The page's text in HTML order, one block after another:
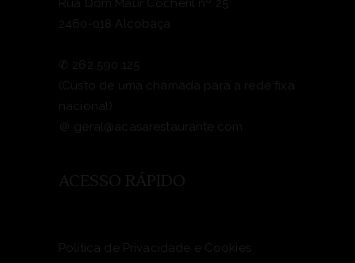
Rua Dom Maur Cocheril nº 25
2460-018 Alcobaça
✆ 262 590 125
(Custo de uma chamada para a rede fixa
nacional)
＠ geral@acasarestaurante.com
ACESSO RÁPIDO
Política de Privacidade e Cookies